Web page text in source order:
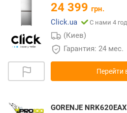
24 399 грн.
Click.ua
С нами 4
(Киев)
Гарантия: 24 мес.
Перейти
GORENJE